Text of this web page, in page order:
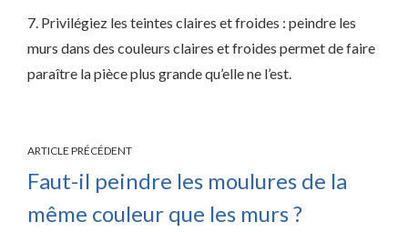
7. Privilégiez les teintes claires et froides : peindre les
murs dans des couleurs claires et froides permet de faire
paraître la pièce plus grande qu’elle ne l’est.
ARTICLE PRÉCÉDENT
Faut-il peindre les moulures de la
même couleur que les murs ?